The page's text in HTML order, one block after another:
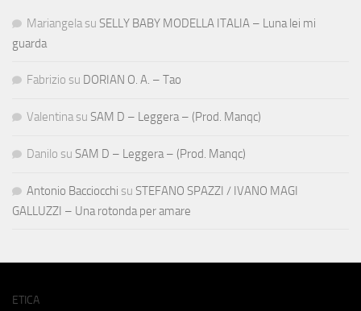
Mariangela su SELLY BABY MODELLA ITALIA – Luna lei mi
guarda
Fabrizio su DORIAN O. A. – Tao
Valentina su SAM D – Leggera – (Prod. Manqc)
Danilo su SAM D – Leggera – (Prod. Manqc)
Antonio Bacciocchi su STEFANO SPAZZI / IVANO MAGI
GALLUZZI – Una rotonda per amare
ETICA